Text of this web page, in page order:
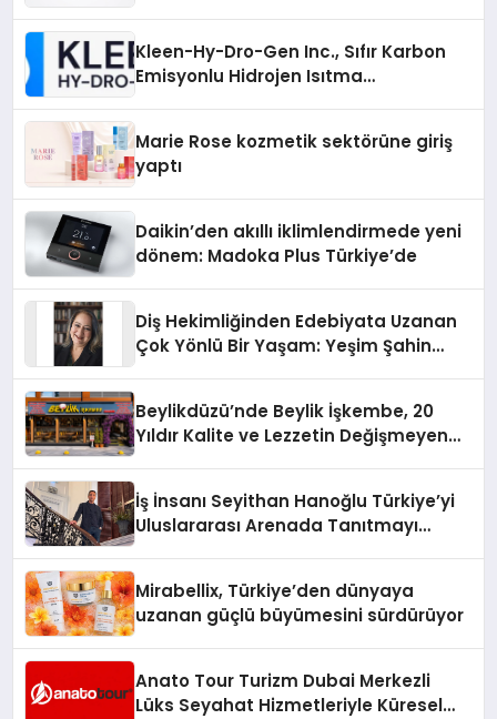
Kleen-Hy-Dro-Gen Inc., Sıfır Karbon
Emisyonlu Hidrojen Isıtma
Marie Rose kozmetik sektörüne giriş
yaptı
Daikin’den akıllı iklimlendirmede yeni
dönem: Madoka Plus Türkiye’de
Diş Hekimliğinden Edebiyata Uzanan
Çok Yönlü Bir Yaşam: Yeşim Şahin
Beylikdüzü’nde Beylik İşkembe, 20
Yıldır Kalite ve Lezzetin Değişmeyen
İş İnsanı Seyithan Hanoğlu Türkiye’yi
Uluslararası Arenada Tanıtmayı
Mirabellix, Türkiye’den dünyaya
uzanan güçlü büyümesini sürdürüyor
Anato Tour Turizm Dubai Merkezli
Lüks Seyahat Hizmetleriyle Küresel